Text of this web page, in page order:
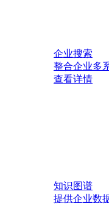
企业搜索
整合企业多
查看详情
知识图谱
提供企业数